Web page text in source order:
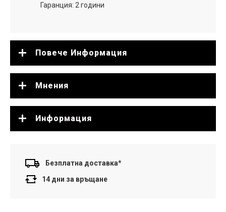
Гаранция: 2 години
Повече Информация
Мнения
Информация
Безплатна доставка*
14 дни за връщане